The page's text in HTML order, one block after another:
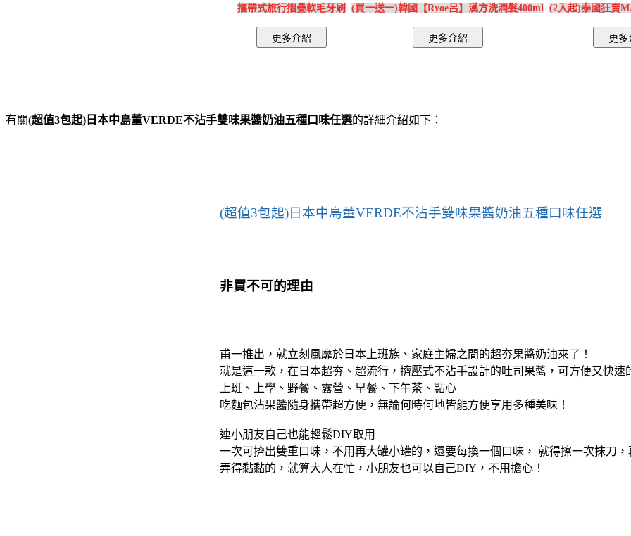
攜帶式旅行摺疊軟毛牙刷 (買一送一)韓國【Ryoe呂】漢方洗潤髮400ml (2入起)泰國狂賣
有關(超值3包起)日本中島董VERDE不沾手雙味果醬奶油五種口味任選的詳細介紹如下：
(超值3包起)日本中島董VERDE不沾手雙味果醬奶油五種口味任選
非買不可的理由
甫一推出，就立刻風靡於日本上班族、家庭主婦之間的超夯果醬奶油來了！
就是這一款，在日本超夯、超流行，擠壓式不沾手設計的吐司果醬，可方便又快速
上班、上學、野餐、露營、早餐、下午茶、點心
吃麵包沾果醬隨身攜帶超方便，無論何時何地皆能方便享用多種美味！
連小朋友自己也能輕鬆DIY取用
一次可擠出雙重口味，不用再大罐小罐的，還要每換一個口味， 就得擦一次抹刀
弄得黏黏的，就算大人在忙，小朋友也可以自己DIY，不用擔心！